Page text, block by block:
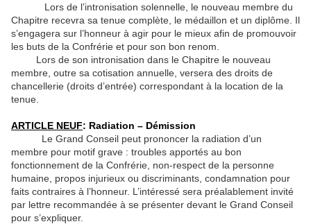
Lors de l’intronisation solennelle, le nouveau membre du
Chapitre recevra sa tenue complète, le médaillon et un diplôme. Il
s’engagera sur l’honneur à agir pour le mieux afin de promouvoir
les buts de la Confrérie et pour son bon renom.
Lors de son intronisation dans le Chapitre le nouveau
membre, outre sa cotisation annuelle, versera des droits de
chancellerie (droits d’entrée) correspondant à la location de la
tenue.
ARTICLE NEUF: Radiation – Démission
Le Grand Conseil peut prononcer la radiation d’un
membre pour motif grave : troubles apportés au bon
fonctionnement de la Confrérie, non-respect de la personne
humaine, propos injurieux ou discriminants, condamnation pour
faits contraires à l’honneur. L’intéressé sera préalablement invité
par lettre recommandée à se présenter devant le Grand Conseil
pour s’expliquer.